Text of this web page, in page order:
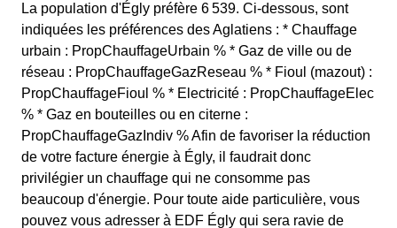
La population d'Égly préfère 6 539. Ci-dessous, sont
indiquées les préférences des Aglatiens : * Chauffage
urbain : PropChauffageUrbain % * Gaz de ville ou de
réseau : PropChauffageGazReseau % * Fioul (mazout) :
PropChauffageFioul % * Electricité : PropChauffageElec
% * Gaz en bouteilles ou en citerne :
PropChauffageGazIndiv % Afin de favoriser la réduction
de votre facture énergie à Égly, il faudrait donc
privilégier un chauffage qui ne consomme pas
beaucoup d'énergie. Pour toute aide particulière, vous
pouvez vous adresser à EDF Égly qui sera ravie de